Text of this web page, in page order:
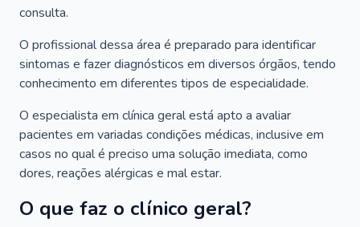
consulta.
O profissional dessa área é preparado para identificar
sintomas e fazer diagnósticos em diversos órgãos, tendo
conhecimento em diferentes tipos de especialidade.
O especialista em clínica geral está apto a avaliar
pacientes em variadas condições médicas, inclusive em
casos no qual é preciso uma solução imediata, como
dores, reações alérgicas e mal estar.
O que faz o clínico geral?